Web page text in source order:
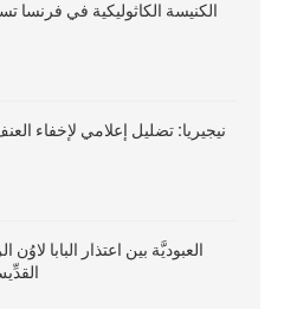
الكنيسة الكاثوليكية في فرنسا
نيجيريا: تضليل إعلامي لإخفاء
العبوديَّة بين اعتذار البابا